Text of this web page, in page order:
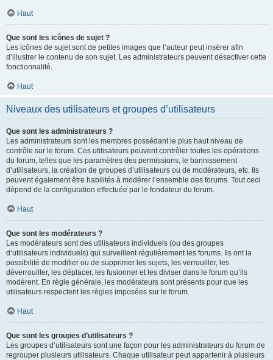
Haut
Que sont les icônes de sujet ?
Les icônes de sujet sont de petites images que l’auteur peut insérer afin
d’illustrer le contenu de son sujet. Les administrateurs peuvent désactiver cette
fonctionnalité.
Haut
Niveaux des utilisateurs et groupes d’utilisateurs
Que sont les administrateurs ?
Les administrateurs sont les membres possédant le plus haut niveau de
contrôle sur le forum. Ces utilisateurs peuvent contrôler toutes les opérations
du forum, telles que les paramètres des permissions, le bannissement
d’utilisateurs, la création de groupes d’utilisateurs ou de modérateurs, etc. Ils
peuvent également être habilités à modérer l’ensemble des forums. Tout ceci
dépend de la configuration effectuée par le fondateur du forum.
Haut
Que sont les modérateurs ?
Les modérateurs sont des utilisateurs individuels (ou des groupes
d’utilisateurs individuels) qui surveillent régulièrement les forums. Ils ont la
possibilité de modifier ou de supprimer les sujets, les verrouiller, les
déverrouiller, les déplacer, les fusionner et les diviser dans le forum qu’ils
modèrent. En règle générale, les modérateurs sont présents pour que les
utilisateurs respectent les règles imposées sur le forum.
Haut
Que sont les groupes d’utilisateurs ?
Les groupes d’utilisateurs sont une façon pour les administrateurs du forum de
regrouper plusieurs utilisateurs. Chaque utilisateur peut appartenir à plusieurs